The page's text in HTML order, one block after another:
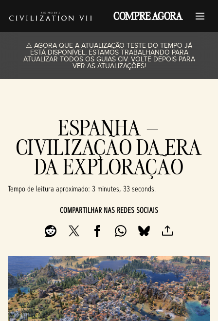
COMPRE AGORA
⚠️ AGORA QUE A ATUALIZAÇÃO TESTE DO TEMPO JÁ
ESTÁ DISPONÍVEL, ESTAMOS TRABALHANDO PARA
ATUALIZAR TODOS OS GUIAS CIV. VOLTE DEPOIS PARA
VER AS ATUALIZAÇÕES!
ESPANHA –
CIVILIZAÇÃO DA ERA
DA EXPLORAÇÃO
Tempo de leitura aproximado 3 minutes, 33 seconds
COMPARTILHAR NAS REDES SOCIAIS